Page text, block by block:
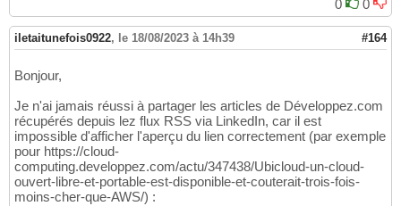
0
0
iletaitunefois0922, le 18/08/2023 à 14h39 #164
Bonjour,
Je n'ai jamais réussi à partager les articles de Développez.com
récupérés depuis lez flux RSS via LinkedIn, car il est
impossible d'afficher l'aperçu du lien correctement (par exemple
pour https://cloud-
computing.developpez.com/actu/347438/Ubicloud-un-cloud-
ouvert-libre-et-portable-est-disponible-et-couterait-trois-fois-
moins-cher-que-AWS/) :